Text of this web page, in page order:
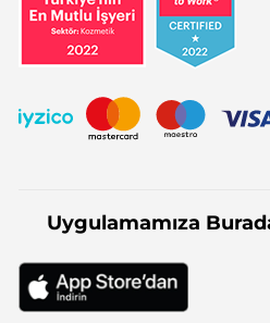
Uygulamamıza